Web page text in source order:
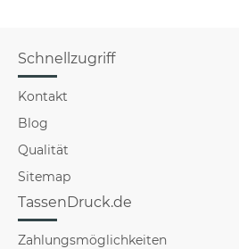
Schnellzugriff
Kontakt
Blog
Qualität
Sitemap
TassenDruck.de
Zahlungsmöglichkeiten